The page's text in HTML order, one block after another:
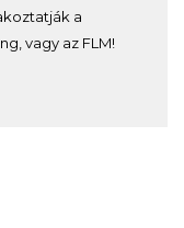
a
vagy az FLM!